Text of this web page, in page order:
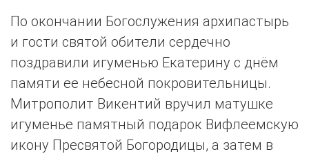
По окончании Богослужения архипастырь
и гости святой обители сердечно
поздравили игуменью Екатерину с днём
памяти ее небесной покровительницы.
Митрополит Викентий вручил матушке
игуменье памятный подарок Вифлеемскую
икону Пресвятой Богородицы, а затем в